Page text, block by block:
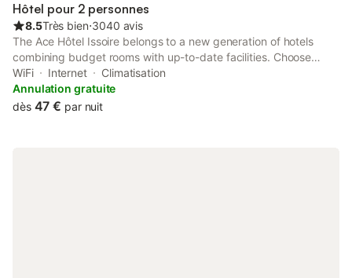
Hôtel pour 2 personnes
8.5Très bien⋅3040 avis
The Ace Hôtel Issoire belongs to a new generation of hotels
combining budget rooms with up-to-date facilities. Choose
among spacious, air-conditioned rooms, all soundproofed and
elegantly decorated.
WiFi Internet
Climatisation
Annulation gratuite
dès 47 € par nuit